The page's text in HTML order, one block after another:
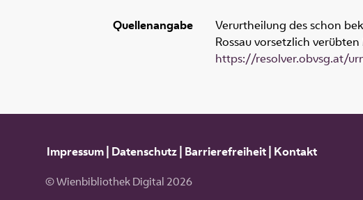
Quellenangabe
Verurtheilung des schon
Rossau vorsetzlich
https://resolver.obvsg.at/
Impressum| Datenschutz| Barrierefreiheit| Kontakt
© Wienbibliothek Digital 2026